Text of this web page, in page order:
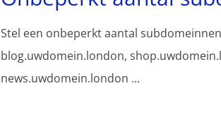
Stel een onbeperkt aantal
blog.uwdomein.london,
news.uwdomein.london ...